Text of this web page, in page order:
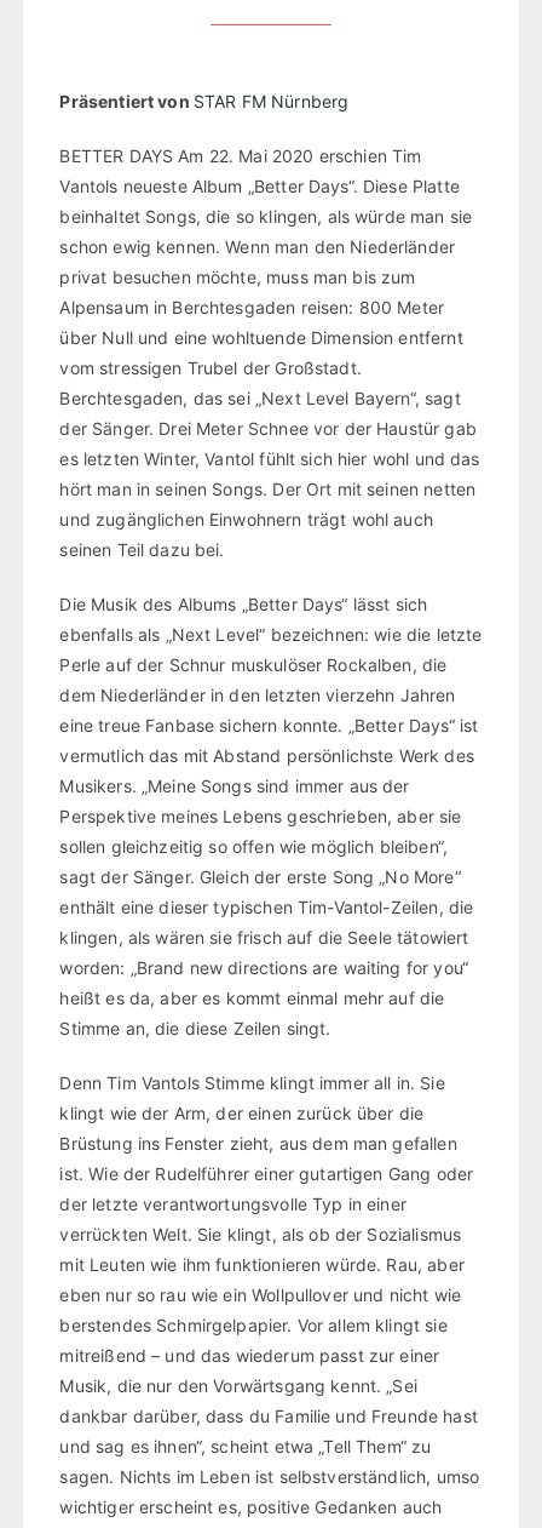
Präsentiert von STAR FM Nürnberg
BETTER DAYS Am 22. Mai 2020 erschien Tim
Vantols neueste Album „Better Days“. Diese Platte
beinhaltet Songs, die so klingen, als würde man sie
schon ewig kennen. Wenn man den Niederländer
privat besuchen möchte, muss man bis zum
Alpensaum in Berchtesgaden reisen: 800 Meter
über Null und eine wohltuende Dimension entfernt
vom stressigen Trubel der Großstadt.
Berchtesgaden, das sei „Next Level Bayern“, sagt
der Sänger. Drei Meter Schnee vor der Haustür gab
es letzten Winter, Vantol fühlt sich hier wohl und das
hört man in seinen Songs. Der Ort mit seinen netten
und zugänglichen Einwohnern trägt wohl auch
seinen Teil dazu bei.
Die Musik des Albums „Better Days“ lässt sich
ebenfalls als „Next Level“ bezeichnen: wie die letzte
Perle auf der Schnur muskulöser Rockalben, die
dem Niederländer in den letzten vierzehn Jahren
eine treue Fanbase sichern konnte. „Better Days“ ist
vermutlich das mit Abstand persönlichste Werk des
Musikers. „Meine Songs sind immer aus der
Perspektive meines Lebens geschrieben, aber sie
sollen gleichzeitig so offen wie möglich bleiben“,
sagt der Sänger. Gleich der erste Song „No More“
enthält eine dieser typischen Tim-Vantol-Zeilen, die
klingen, als wären sie frisch auf die Seele tätowiert
worden: „Brand new directions are waiting for you“
heißt es da, aber es kommt einmal mehr auf die
Stimme an, die diese Zeilen singt.
Denn Tim Vantols Stimme klingt immer all in. Sie
klingt wie der Arm, der einen zurück über die
Brüstung ins Fenster zieht, aus dem man gefallen
ist. Wie der Rudelführer einer gutartigen Gang oder
der letzte verantwortungsvolle Typ in einer
verrückten Welt. Sie klingt, als ob der Sozialismus
mit Leuten wie ihm funktionieren würde. Rau, aber
eben nur so rau wie ein Wollpullover und nicht wie
berstendes Schmirgelpapier. Vor allem klingt sie
mitreißend – und das wiederum passt zur einer
Musik, die nur den Vorwärtsgang kennt. „Sei
dankbar darüber, dass du Familie und Freunde hast
und sag es ihnen“, scheint etwa „Tell Them“ zu
sagen. Nichts im Leben ist selbstverständlich, umso
wichtiger erscheint es, positive Gedanken auch